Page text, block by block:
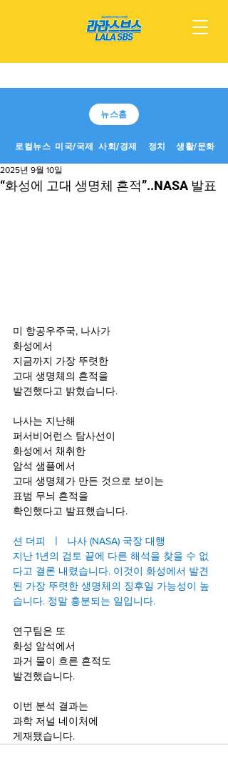
뉴스홈
로컬뉴스 미국/국제 사회/경제 정치 생활/문화
“화성에 고대 생명체 흔적”..NASA 발표
2025년 9월 10일
미 항공우주국, 나사가
화성에서
지금까지 가장 뚜렷한
고대 생명체의 흔적을
발견했다고 밝혔습니다.
나사는 지난해
퍼서비어런스 탐사선이
화성에서 채취한
암석 샘플에서
고대 생명체가 만든 것으로 보이는
표범 무늬 흔적을
확인했다고 발표했습니다.
션 더피  ㅣ  나사 (NASA) 국장 대행
지난 1년의 검토 끝에 다른 해석을 찾을 수 없
다고 결론 내렸습니다. 이것이 화성에서 발견
된 가장 뚜렷한 생명체의 징후일 가능성이 높
습니다. 정말 흥분되는 일입니다.
연구팀은 또
화성 암석에서
과거 물이 흐른 흔적도
발견했습니다.
이번 분석 결과는
과학 저널 네이처에
게재됐습니다.